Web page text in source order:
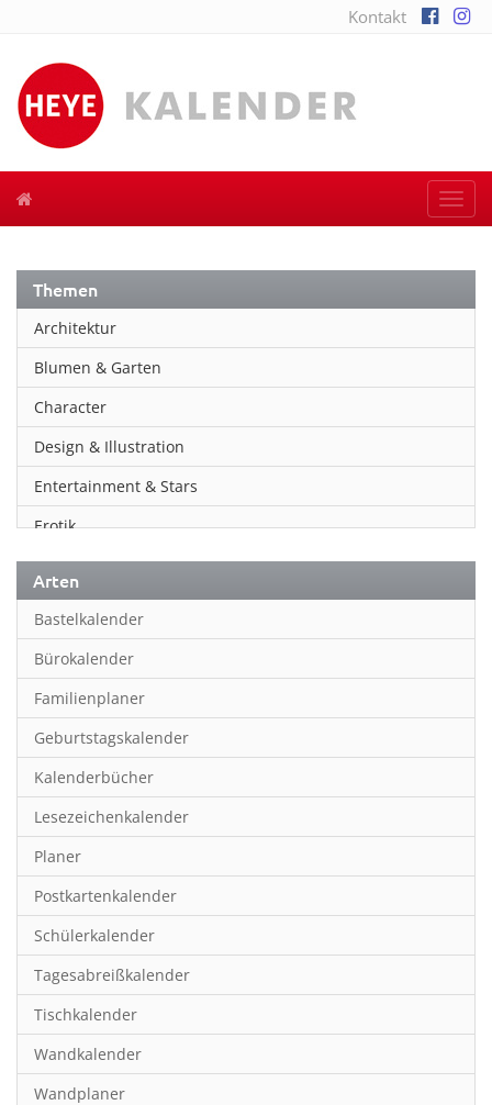
Kontakt
Themen
Architektur
Blumen & Garten
Character
Design & Illustration
Entertainment & Stars
Erotik
Essen & Trinken
Familienplaner
Fantasy
Film
Fotokunst
Frauen
Fußball
Geburtstagskalender
Hobby & Basteln
Humor & Cartoon
Inpiration & Entspannung
Inspiration & Entspannung
Inspiration & Spiritualität
Kinderkalender
Arten
Bastelkalender
Bürokalender
Familienplaner
Geburtstagskalender
Kalenderbücher
Lesezeichenkalender
Planer
Postkartenkalender
Schülerkalender
Tagesabreißkalender
Tischkalender
Wandkalender
Wandplaner